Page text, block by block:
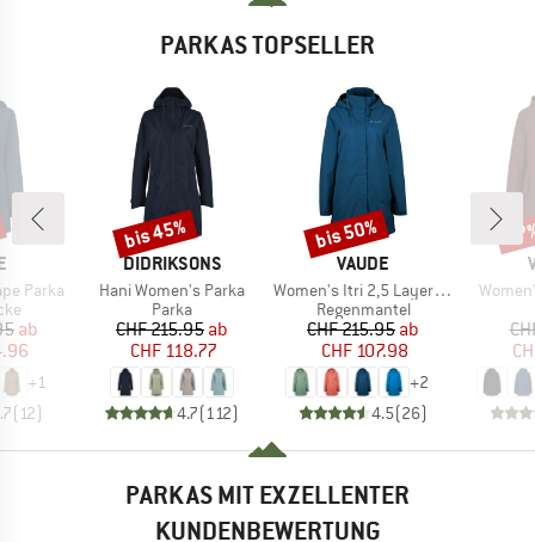
PARKAS TOPSELLER
Parka
Preis
ab
+1
(12)
MARKE
DIDRIKSONS
Artikel
Hani Women's Parka
Produktgruppe
Parka
Preis
CHF 215.95reduzierter Preis
ab
CHF 118.77
4.7(112)
Rabatt
bis 45%
MARKE
VAUDE
Artikel
Women's Itri 2,5 Layer Coat
Produktgruppe
Regenmantel
Preis
CHF 215.95reduzierter Preis
ab
CHF 107.98
+2
4.5(26)
Rabatt
bis 50%
Artikel
PARKAS MIT EXZELLENTER
KUNDENBEWERTUNG